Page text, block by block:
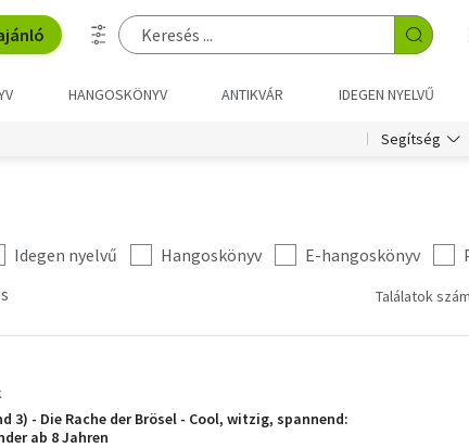
HANGOSKÖNYV ANTIKVÁR IDEGEN NYELVŰ
Segítség
Idegen nyelvű Hangoskönyv E-hangoskönyv
Találatok
3) - Die Rache der Brösel - Cool, witzig, spannend:
ab 8 Jahren